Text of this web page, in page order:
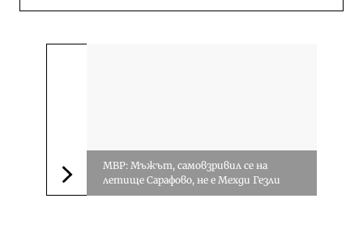
Следваща новина
МВР: Мъжът, самовзривил се на
летище Сарафово, не е Мехди Гезли